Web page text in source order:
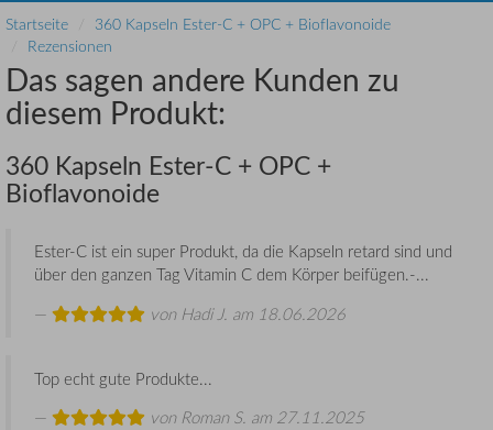
Startseite
360 Kapseln Ester-C + OPC + Bioflavonoide
Rezensionen
Das sagen andere Kunden zu
diesem Produkt:
360 Kapseln Ester-C + OPC +
Bioflavonoide
Ester-C ist ein super Produkt, da die Kapseln retard sind und
über den ganzen Tag Vitamin C dem Körper beifügen.-...
von Hadi J. am 18.06.2026
Top echt gute Produkte...
von Roman S. am 27.11.2025